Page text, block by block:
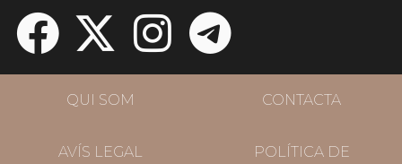
QUI SOM CONTACTA
AVÍS LEGAL
POLÍTICA DE